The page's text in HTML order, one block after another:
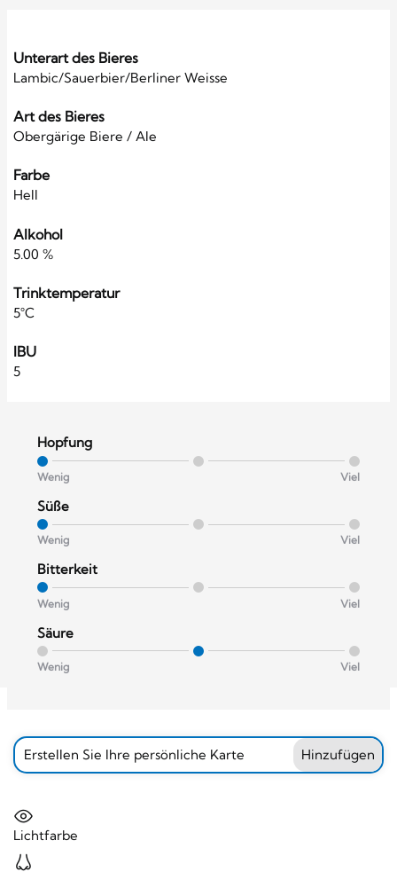
Unterart des Bieres
Lambic/Sauerbier/Berliner Weisse
Art des Bieres
Obergärige Biere / Ale
Farbe
Hell
Alkohol
5.00 %
Trinktemperatur
5°C
IBU
5
Hopfung
Wenig Viel
Süße
Wenig Viel
Bitterkeit
Wenig Viel
Säure
Wenig Viel
Erstellen Sie Ihre persönliche Karte Hinzufügen
Lichtfarbe